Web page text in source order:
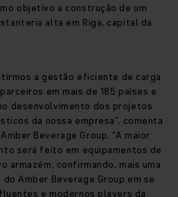
objetivo a construção de um
alta em Riga, capital da
a gestão eficiente de carga
em mais de 185 países e
desenvolvimento dos projetos
da nossa empresa”, comenta
Beverage Group. “A maior
será feito em equipamentos de
armazém, confirmando, mais uma
Amber Beverage Group em se
e modernos players da